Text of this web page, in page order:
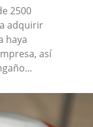
2500
adquirir
haya
así